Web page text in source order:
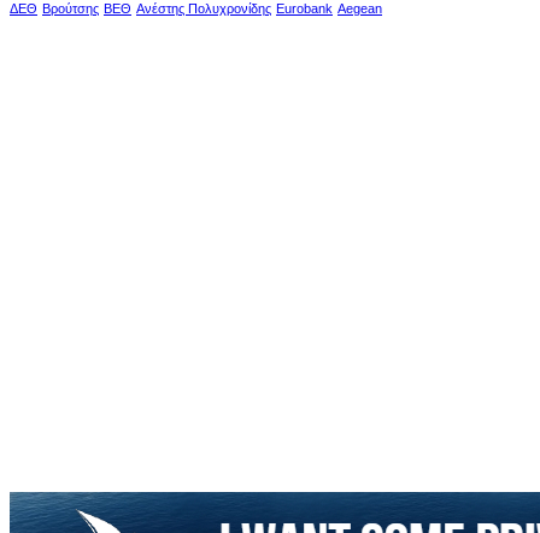
ΔΕΘ Βρούτσης ΒΕΘ Ανέστης Πολυχρονίδης Eurobank Aegean